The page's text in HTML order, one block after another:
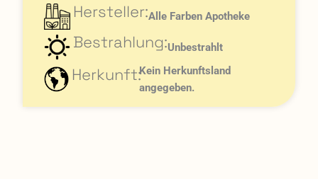
Hersteller:Alle Farben Apotheke
Bestrahlung:Unbestrahlt
Herkunft:Kein Herkunftsland
angegeben.